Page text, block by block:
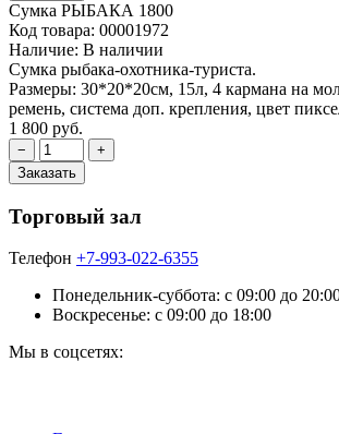
Сумка РЫБАКА 1800
Код товара: 00001972
Наличие: В наличии
Сумка рыбака-охотника-туриста.
Размеры: 30*20*20см, 15л, 4 кармана на
ремень, система доп. крепления, цвет
1 800 руб.
Торговый зал
Телефон +7-993-022-6355
Понедельник-суббота: c 09:00 до
Воскресенье: с 09:00 до 18:00
Мы в соцсетях: